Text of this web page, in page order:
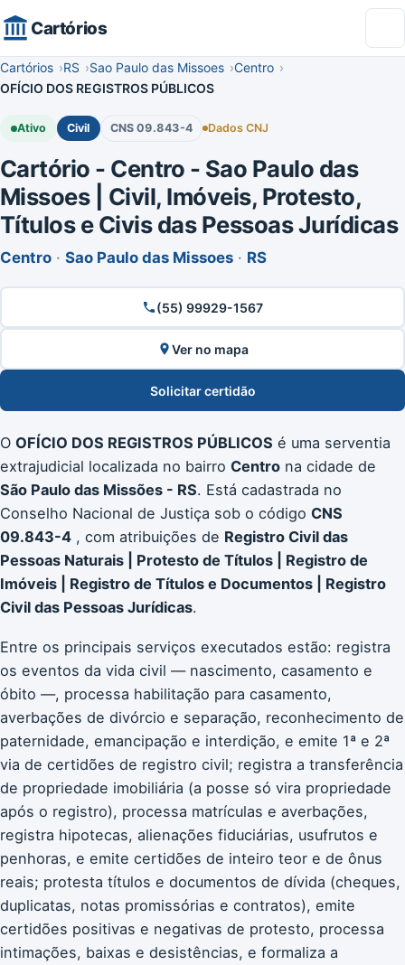
Cartórios
Cartórios RS Sao Paulo das Missoes
Centro
OFÍCIO DOS REGISTROS PÚBLICOS
Ativo Civil CNS 09.843-4 Dados CNJ
Cartório - Centro - Sao Paulo das
Missoes | Civil, Imóveis, Protesto,
Títulos e Civis das Pessoas Jurídicas
Centro · Sao Paulo das Missoes · RS
(55) 99929-1567
Ver no mapa
Solicitar certidão
O OFÍCIO DOS REGISTROS PÚBLICOS é uma serventia
extrajudicial localizada no bairro Centro na cidade de
São Paulo das Missões - RS. Está cadastrada no
Conselho Nacional de Justiça sob o código CNS
09.843-4 , com atribuições de Registro Civil das
Pessoas Naturais | Protesto de Títulos | Registro de
Imóveis | Registro de Títulos e Documentos | Registro
Civil das Pessoas Jurídicas.
Entre os principais serviços executados estão: registra
os eventos da vida civil — nascimento, casamento e
óbito —, processa habilitação para casamento,
averbações de divórcio e separação, reconhecimento de
paternidade, emancipação e interdição, e emite 1ª e 2ª
via de certidões de registro civil; registra a transferência
de propriedade imobiliária (a posse só vira propriedade
após o registro), processa matrículas e averbações,
registra hipotecas, alienações fiduciárias, usufrutos e
penhoras, e emite certidões de inteiro teor e de ônus
reais; protesta títulos e documentos de dívida (cheques,
duplicatas, notas promissórias e contratos), emite
certidões positivas e negativas de protesto, processa
intimações, baixas e desistências, e formaliza a